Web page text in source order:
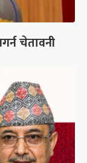
चेतावनी